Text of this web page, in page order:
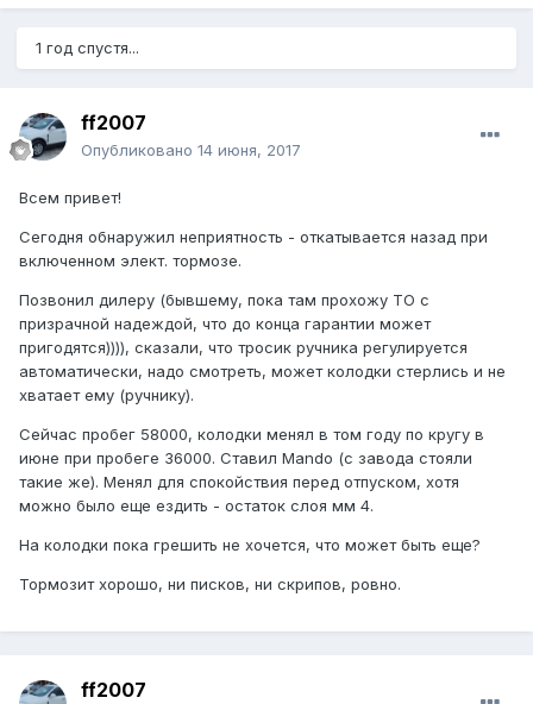
1 год спустя...
ff2007
Опубликовано 14 июня, 2017
Всем привет!
Сегодня обнаружил неприятность - откатывается назад при
включенном элект. тормозе.
Позвонил дилеру (бывшему, пока там прохожу ТО с
призрачной надеждой, что до конца гарантии может
пригодятся)))), сказали, что тросик ручника регулируется
автоматически, надо смотреть, может колодки стерлись и не
хватает ему (ручнику).
Сейчас пробег 58000, колодки менял в том году по кругу в
июне при пробеге 36000. Ставил Mando (с завода стояли
такие же). Менял для спокойствия перед отпуском, хотя
можно было еще ездить - остаток слоя мм 4.
На колодки пока грешить не хочется, что может быть еще?
Тормозит хорошо, ни писков, ни скрипов, ровно.
ff2007